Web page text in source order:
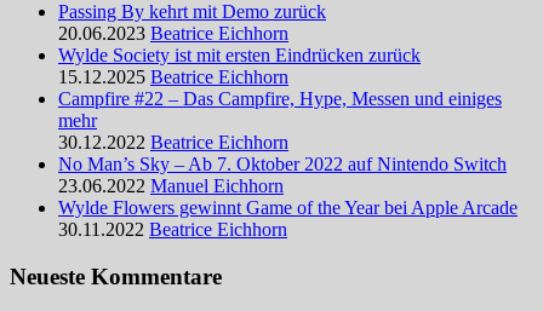
Passing By kehrt mit Demo zurück
20.06.2023 Beatrice Eichhorn
Wylde Society ist mit ersten Eindrücken zurück
15.12.2025 Beatrice Eichhorn
Campfire #22 – Das Campfire, Hype, Messen und einiges
mehr
30.12.2022 Beatrice Eichhorn
No Man’s Sky – Ab 7. Oktober 2022 auf Nintendo Switch
23.06.2022 Manuel Eichhorn
Wylde Flowers gewinnt Game of the Year bei Apple Arcade
30.11.2022 Beatrice Eichhorn
Neueste Kommentare